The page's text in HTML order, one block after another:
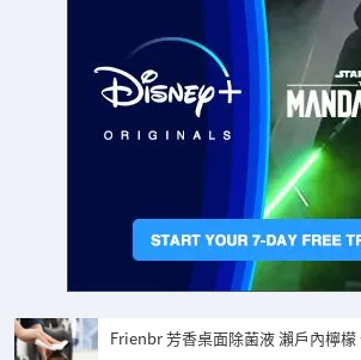
Frienbr 芳香桌面除菌液 瀨戶內檸